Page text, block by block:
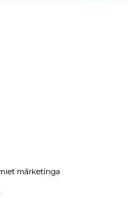
mārketinga